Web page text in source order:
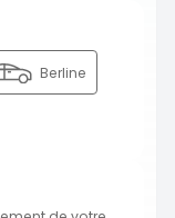
Berline